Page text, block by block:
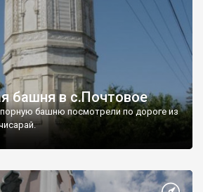
башня в с.Почтовое
башню посмотрели по дороге из